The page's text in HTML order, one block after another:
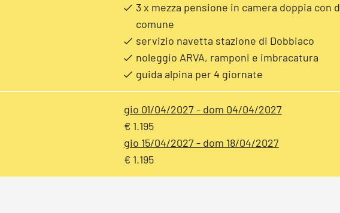
3 x mezza pensione in camera doppia con
comune
servizio navetta stazione di Dobbiaco
noleggio ARVA, ramponi e imbracatura
guida alpina per 4 giornate
gio 01/04/2027 - dom 04/04/2027
€ 1.195
gio 15/04/2027 - dom 18/04/2027
€ 1.195